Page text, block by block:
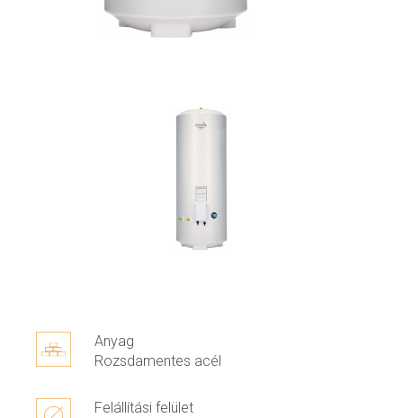
Anyag
Rozsdamentes acél
Felállítási felület